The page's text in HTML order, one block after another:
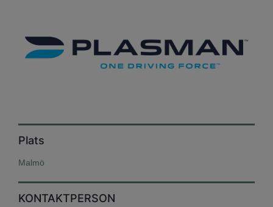
Plats
Malmö
KONTAKTPERSON